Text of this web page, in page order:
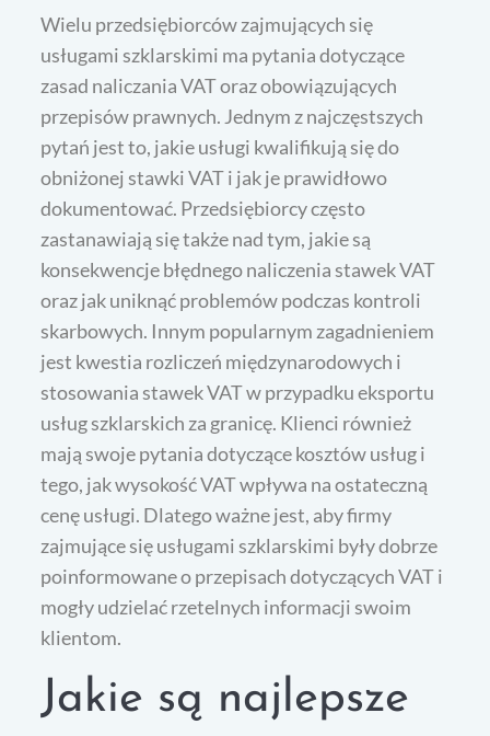
Wielu przedsiębiorców zajmujących się
usługami szklarskimi ma pytania dotyczące
zasad naliczania VAT oraz obowiązujących
przepisów prawnych. Jednym z najczęstszych
pytań jest to, jakie usługi kwalifikują się do
obniżonej stawki VAT i jak je prawidłowo
dokumentować. Przedsiębiorcy często
zastanawiają się także nad tym, jakie są
konsekwencje błędnego naliczenia stawek VAT
oraz jak uniknąć problemów podczas kontroli
skarbowych. Innym popularnym zagadnieniem
jest kwestia rozliczeń międzynarodowych i
stosowania stawek VAT w przypadku eksportu
usług szklarskich za granicę. Klienci również
mają swoje pytania dotyczące kosztów usług i
tego, jak wysokość VAT wpływa na ostateczną
cenę usługi. Dlatego ważne jest, aby firmy
zajmujące się usługami szklarskimi były dobrze
poinformowane o przepisach dotyczących VAT i
mogły udzielać rzetelnych informacji swoim
klientom.
Jakie są najlepsze